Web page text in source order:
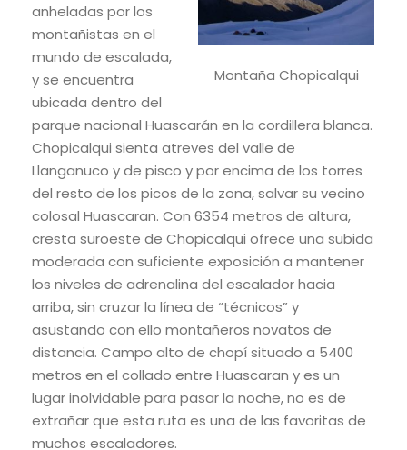
Montaña Chopicalqui
anheladas por los
montañistas en el
mundo de escalada,
y se encuentra
ubicada dentro del
parque nacional Huascarán en la cordillera blanca.
Chopicalqui sienta atreves del valle de
Llanganuco y de pisco y por encima de los torres
del resto de los picos de la zona, salvar su vecino
colosal Huascaran. Con 6354 metros de altura,
cresta suroeste de Chopicalqui ofrece una subida
moderada con suficiente exposición a mantener
los niveles de adrenalina del escalador hacia
arriba, sin cruzar la línea de “técnicos” y
asustando con ello montañeros novatos de
distancia. Campo alto de chopí situado a 5400
metros en el collado entre Huascaran y es un
lugar inolvidable para pasar la noche, no es de
extrañar que esta ruta es una de las favoritas de
muchos escaladores.